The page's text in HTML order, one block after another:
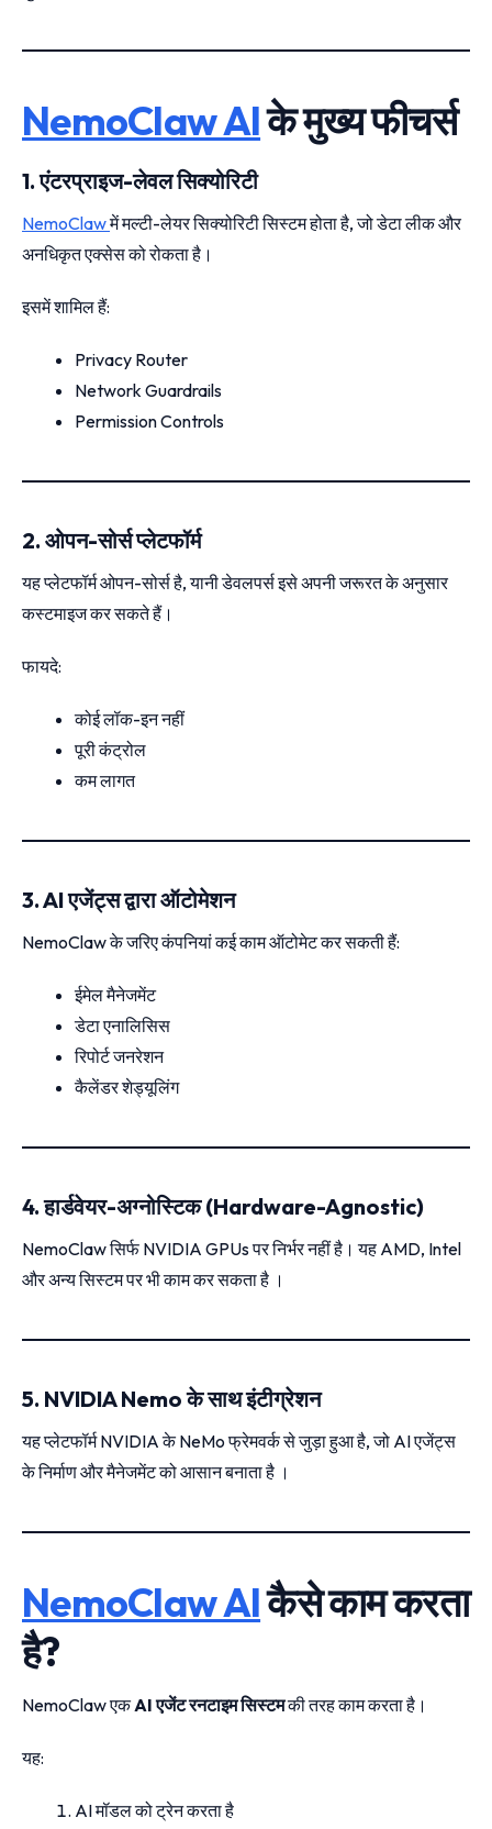
NemoClaw AIके मुख्य फीचर्स
1. एंटरप्राइज-लेवल सिक्योरिटी
NemoClawमें मल्टी-लेयर सिक्योरिटी सिस्टम होता है, जो डेटा लीक और
अनधिकृत एक्सेस को रोकता है।
इसमें शामिल हैं:
Privacy Router
Network Guardrails
Permission Controls
2. ओपन-सोर्स प्लेटफॉर्म
यह प्लेटफॉर्म ओपन-सोर्स है, यानी डेवलपर्स इसे अपनी जरूरत के अनुसार
कस्टमाइज कर सकते हैं।
फायदे:
कोई लॉक-इन नहीं
पूरी कंट्रोल
कम लागत
3. AI एजेंट्स द्वारा ऑटोमेशन
NemoClaw के जरिए कंपनियां कई काम ऑटोमेट कर सकती हैं:
ईमेल मैनेजमेंट
डेटा एनालिसिस
रिपोर्ट जनरेशन
कैलेंडर शेड्यूलिंग
4. हार्डवेयर-अग्नोस्टिक (Hardware-Agnostic)
NemoClaw सिर्फ NVIDIA GPUs पर निर्भर नहीं है। यह AMD, Intel
और अन्य सिस्टम पर भी काम कर सकता है ।
5. NVIDIA Nemo के साथ इंटीग्रेशन
यह प्लेटफॉर्म NVIDIA के NeMo फ्रेमवर्क से जुड़ा हुआ है, जो AI एजेंट्स
के निर्माण और मैनेजमेंट को आसान बनाता है ।
NemoClaw AIकैसे काम करता
है?
NemoClaw एकAI एजेंट रनटाइम सिस्टमकी तरह काम करता है।
यह:
AI मॉडल को ट्रेन करता है